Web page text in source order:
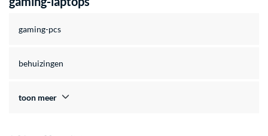
gaming-pcs
behuizingen
toon meer